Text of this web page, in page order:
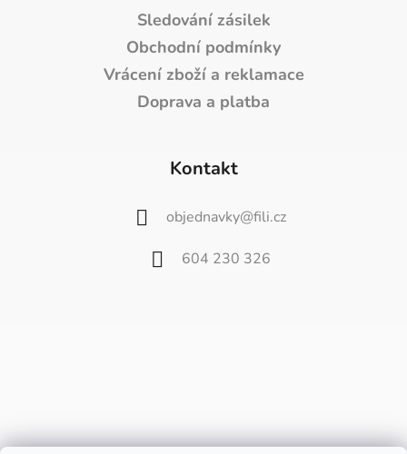
Sledování zásilek
Obchodní podmínky
Vrácení zboží a reklamace
Doprava a platba
Kontakt
objednavky@fili.cz
604 230 326